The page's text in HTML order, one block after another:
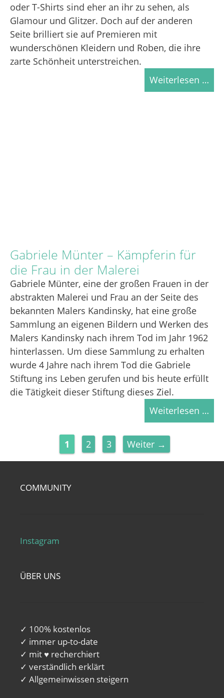
oder T-Shirts sind eher an ihr zu sehen, als
Glamour und Glitzer. Doch auf der anderen
Seite brilliert sie auf Premieren mit
wunderschönen Kleidern und Roben, die ihre
zarte Schönheit unterstreichen.
Weiterlesen …
Gabriele Münter – Kämpferin für
die Frau in der Malerei
Gabriele Münter, eine der großen Frauen in der
abstrakten Malerei und Frau an der Seite des
bekannten Malers Kandinsky, hat eine große
Sammlung an eigenen Bildern und Werken des
Malers Kandinsky nach ihrem Tod im Jahr 1962
hinterlassen. Um diese Sammlung zu erhalten
wurde 4 Jahre nach ihrem Tod die Gabriele
Stiftung ins Leben gerufen und bis heute erfüllt
die Tätigkeit dieser Stiftung dieses Ziel.
Weiterlesen …
Seite
1 Seite
2 Seite
3 Weiter →
COMMUNITY
Instagram
ÜBER UNS
✓ 100% kostenlos
✓ immer up-to-date
✓ mit ♥ recherchiert
✓ verständlich erklärt
✓ Allgemeinwissen steigern